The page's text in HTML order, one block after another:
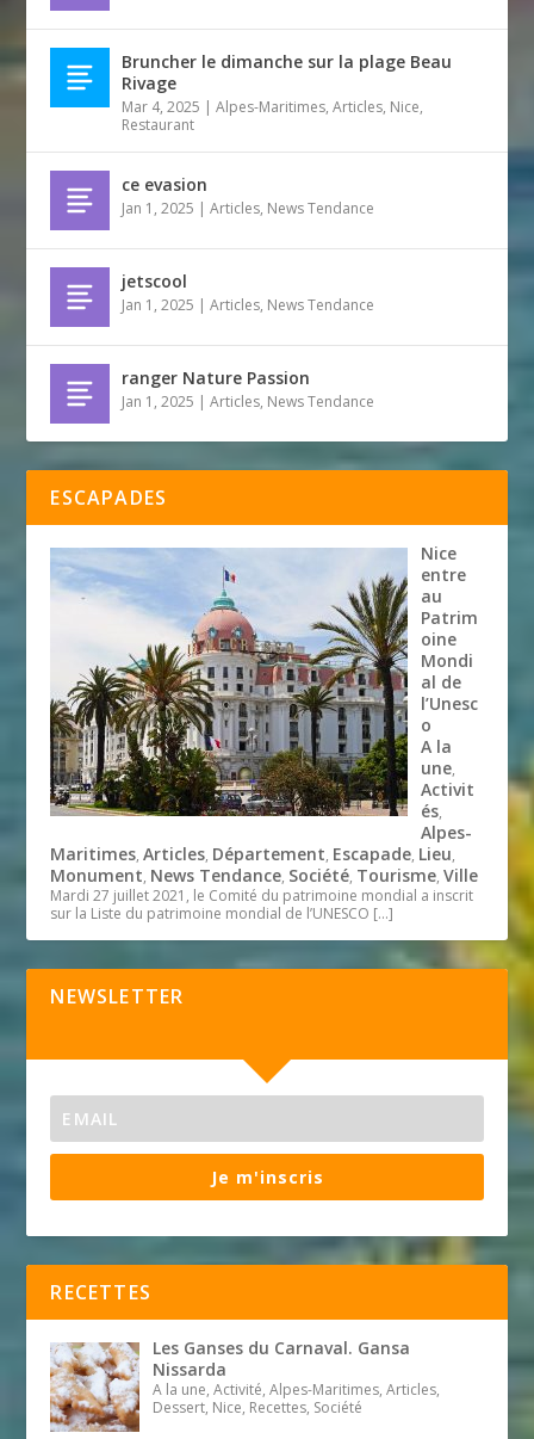
Bruncher le dimanche sur la plage Beau
Rivage
Mar 4, 2025 |Alpes-Maritimes,Articles, Nice,
Restaurant
ce evasion
Jan 1, 2025 |Articles, News Tendance
jetscool
Jan 1, 2025 |Articles, News Tendance
ranger Nature Passion
Jan 1, 2025 |Articles, News Tendance
ESCAPADES
Nice
entre
au
Patrim
oine
Mondi
al de
l’Unesc
o
A la
une,
Activit
és,
Alpes-
Maritimes,Articles, Département, Escapade, Lieu,
Monument, News Tendance, Société, Tourisme,Ville
Mardi 27 juillet 2021, le Comité du patrimoine mondial a inscrit
sur la Liste du patrimoine mondial de l’UNESCO […]
NEWSLETTER
Je m'inscris
RECETTES
Les Ganses du Carnaval. Gansa
Nissarda
A la une, Activité, Alpes-Maritimes, Articles,
Dessert, Nice, Recettes, Société